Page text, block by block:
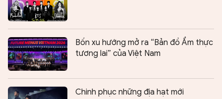
Bốn xu hướng mở ra “Bản đồ Ẩm thực
tương lai” của Việt Nam
Chinh phục những địa hạt mới